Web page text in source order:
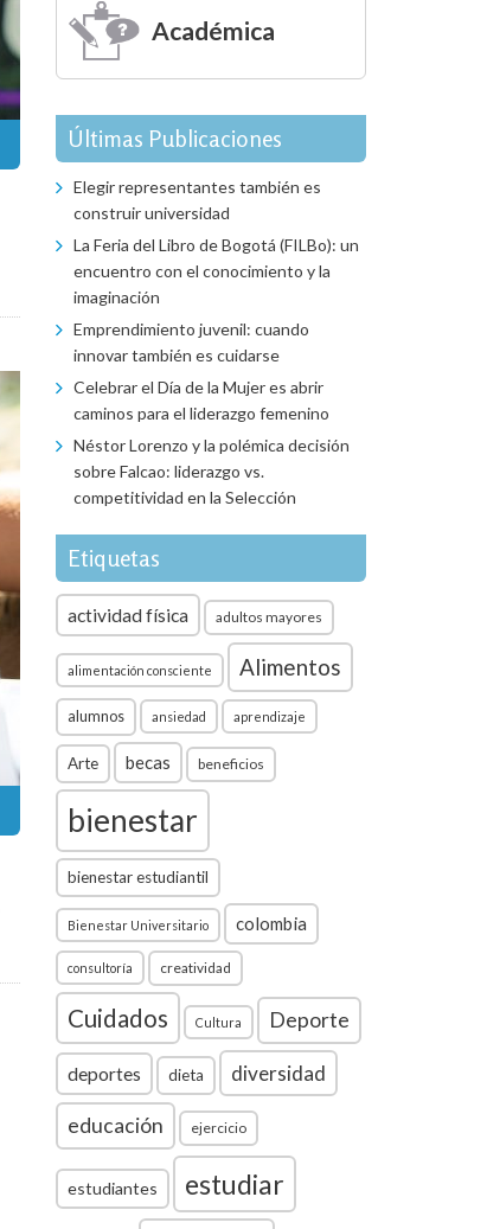
Académica
Últimas Publicaciones
Elegir representantes también es
construir universidad
La Feria del Libro de Bogotá (FILBo): un
encuentro con el conocimiento y la
imaginación
Emprendimiento juvenil: cuando
innovar también es cuidarse
Celebrar el Día de la Mujer es abrir
caminos para el liderazgo femenino
Néstor Lorenzo y la polémica decisión
sobre Falcao: liderazgo vs.
competitividad en la Selección
Etiquetas
actividad física adultos mayores
alimentación consciente Alimentos
alumnos ansiedad aprendizaje
Arte becas beneficios
bienestar
bienestar estudiantil
Bienestar Universitario colombia
consultoría creatividad
Cuidados Cultura Deporte
deportes dieta diversidad
educación ejercicio
estudiantes estudiar